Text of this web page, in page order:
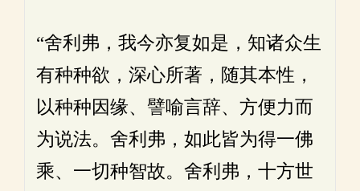
“舍利弗，我今亦复如是，知诸众生
有种种欲，深心所著，随其本性，
以种种因缘、譬喻言辞、方便力而
为说法。舍利弗，如此皆为得一佛
乘、一切种智故。舍利弗，十方世